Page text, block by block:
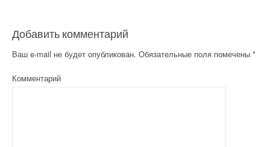
Добавить комментарий
Ваш e-mail не будет опубликован. Обязательные поля помечены *
Комментарий